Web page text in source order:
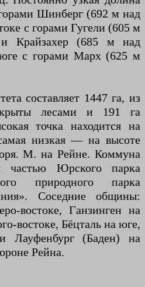
Шинберг (692 м над
с горами Гугели (605 м
Крайзахер (685 м над
с горами Марх (625 м
составляет 1447 га, из
лесами и 191 га
точка находится на
низкая — на высоте
М. на Рейне. Коммуна
частью Юрского парка
природного парка
Соседние общины:
востоке, Ганзинген на
востоке, Бёцталь на юге,
Лауфенбург (Баден) на
Рейна.